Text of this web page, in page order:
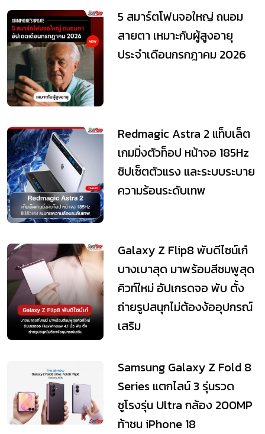
5 สมาร์ตโฟนจอใหญ่ ถนอม
สายตา เหมาะกับผู้สูงอายุ
ประจำเดือนกรกฎาคม 2026
Redmagic Astra 2 แท็บเล็ต
เกมมิ่งตัวท็อป หน้าจอ 185Hz
ชิปเซ็ตตัวแรง และระบบระบาย
ความร้อนระดับเทพ
Galaxy Z Flip8 พับดีไซน์เก๋
บางเบาสุด มาพร้อมสีชมพูสุด
คิวท์ใหม่ อัปเกรดจอ พับ ตั้ง
ถ่ายรูปสนุกไม่ต้องง้ออุปกรณ์
เสริม
Samsung Galaxy Z Fold 8
Series แตกไลน์ 3 รุ่นรวด
ชูโรงรุ่น Ultra กล้อง 200MP
ท้าชน iPhone 18